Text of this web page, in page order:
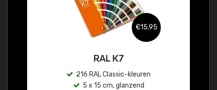
€15,95
RAL K7
216 RAL Classic-kleuren
5 x 15 cm, glanzend